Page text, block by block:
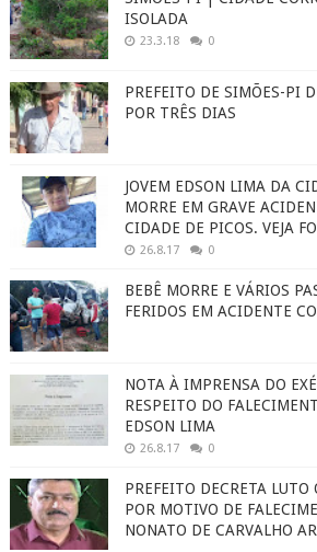
ISOLADA
23.3.18 0
PREFEITO DE SIMÕES-PI
POR TRÊS DIAS
JOVEM EDSON LIMA DA
MORRE EM GRAVE
CIDADE DE PICOS. VEJA
26.8.17 0
BEBÊ MORRE E VÁRIOS
FERIDOS EM ACIDENTE
NOTA À IMPRENSA DO
RESPEITO DO
EDSON LIMA
26.8.17 0
PREFEITO DECRETA
POR MOTIVO DE
NONATO DE CARVALHO